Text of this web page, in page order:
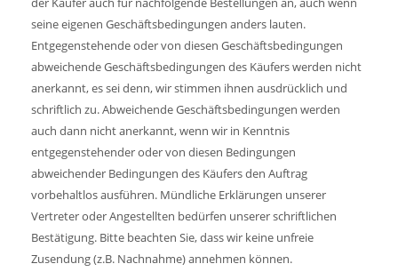
seine eigenen Geschäftsbedingungen anders lauten.
Entgegenstehende oder von diesen Geschäftsbedingungen
abweichende Geschäftsbedingungen des Käufers werden nicht
anerkannt, es sei denn, wir stimmen ihnen ausdrücklich und
schriftlich zu. Abweichende Geschäftsbedingungen werden
auch dann nicht anerkannt, wenn wir in Kenntnis
entgegenstehender oder von diesen Bedingungen
abweichender Bedingungen des Käufers den Auftrag
vorbehaltlos ausführen. Mündliche Erklärungen unserer
Vertreter oder Angestellten bedürfen unserer schriftlichen
Bestätigung. Bitte beachten Sie, dass wir keine unfreie
Zusendung (z.B. Nachnahme) annehmen können.